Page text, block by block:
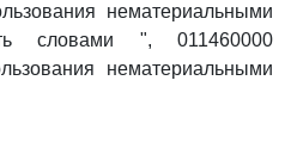
нематериальными
словами ", 011460000
нематериальными